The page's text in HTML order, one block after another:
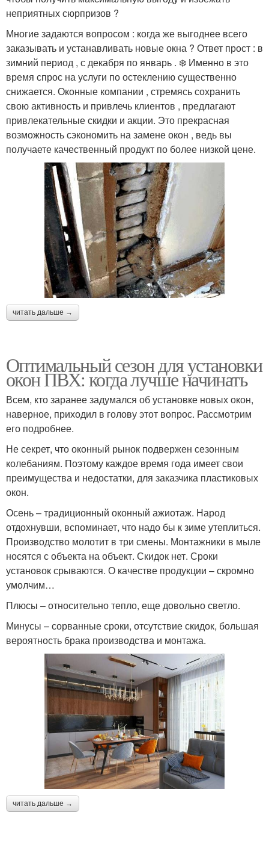
неприятных сюрпризов ?
Многие задаются вопросом : когда же выгоднее всего
заказывать и устанавливать новые окна ? Ответ прост : в
зимний период , с декабря по январь . ❄️ Именно в это
время спрос на услуги по остеклению существенно
снижается. Оконные компании , стремясь сохранить
свою активность и привлечь клиентов , предлагают
привлекательные скидки и акции. Это прекрасная
возможность сэкономить на замене окон , ведь вы
получаете качественный продукт по более низкой цене.
читать дальше →
Оптимальный сезон для установки
окон ПВХ: когда лучше начинать
Всем, кто заранее задумался об установке новых окон,
наверное, приходил в голову этот вопрос. Рассмотрим
его подробнее.
Не секрет, что оконный рынок подвержен сезонным
колебаниям. Поэтому каждое время года имеет свои
преимущества и недостатки, для заказчика пластиковых
окон.
Осень – традиционный оконный ажиотаж. Народ
отдохнувши, вспоминает, что надо бы к зиме утеплиться.
Производство молотит в три смены. Монтажники в мыле
носятся с объекта на объект. Скидок нет. Сроки
установок срываются. О качестве продукции – скромно
умолчим…
Плюсы – относительно тепло, еще довольно светло.
Минусы – сорванные сроки, отсутствие скидок, большая
вероятность брака производства и монтажа.
читать дальше →